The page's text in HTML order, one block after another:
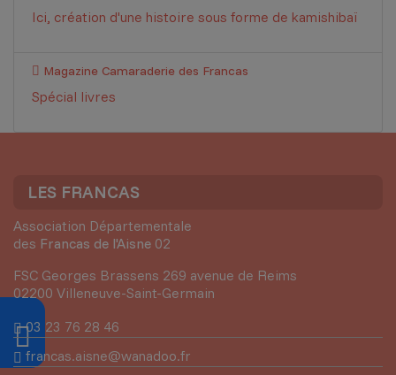
Ici, création d'une histoire sous forme de kamishibaï
Magazine Camaraderie des Francas
Spécial livres
LES FRANCAS
Association Départementale
des Francas de l'Aisne 02
FSC Georges Brassens 269 avenue de Reims
02200 Villeneuve-Saint-Germain
03 23 76 28 46
francas.aisne@wanadoo.fr